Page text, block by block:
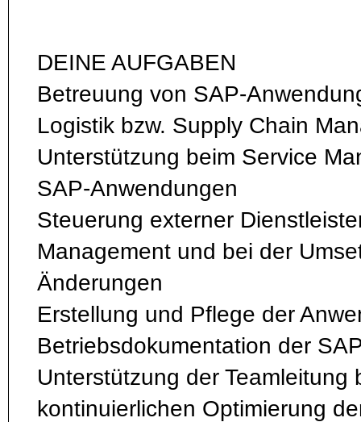
DEINE AUFGABEN
Betreuung von SAP-
Logistik bzw. Supply Chain
Unterstützung beim Service
SAP-Anwendungen
Steuerung externer
Management und bei der
Änderungen
Erstellung und Pflege der
Betriebsdokumentation der
Unterstützung der Teamleitung
kontinuierlichen Optimierung